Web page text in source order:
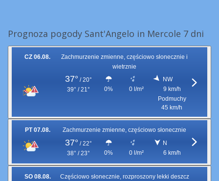
Prognoza pogody Sant'Angelo in Mercole 7 dni
CZ 06.08.
Zachmurzenie zmienne, częściowo słonecznie i
wietrznie
37° / 20°
39° / 21°
0% 0 l/m²
NW
9 km/h
Podmuchy
45 km/h
PT 07.08. Zachmurzenie zmienne, częściowo słonecznie
37° / 22°
38° / 23°
0% 0 l/m²
N
6 km/h
SO 08.08. Częściowo słonecznie, rozproszony lekki deszcz